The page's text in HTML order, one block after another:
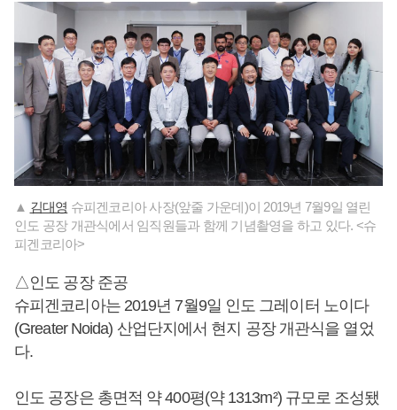
▲ 김대영 슈피겐코리아 사장(앞줄 가운데)이 2019년 7월9일 열린
인도 공장 개관식에서 임직원들과 함께 기념촬영을 하고 있다. <슈
피겐코리아>
△인도 공장 준공
슈피겐코리아는 2019년 7월9일 인도 그레이터 노이다
(Greater Noida) 산업단지에서 현지 공장 개관식을 열었
다.
인도 공장은 총면적 약 400평(약 1313m²) 규모로 조성됐